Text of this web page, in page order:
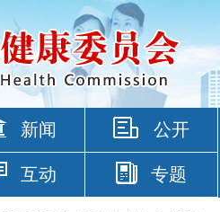
新闻 公开
互动 专题